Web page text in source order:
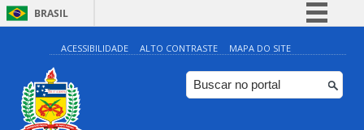
BRASIL
Simplifique!
Comunica BR
Participe
ACESSIBILIDADE ALTO CONTRASTE MAPA DO SITE